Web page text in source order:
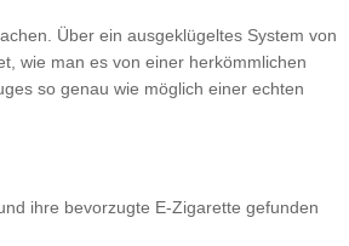
Über ein ausgeklügeltes System von
wie man es von einer herkömmlichen
so genau wie möglich einer echten
ihre bevorzugte E-Zigarette gefunden